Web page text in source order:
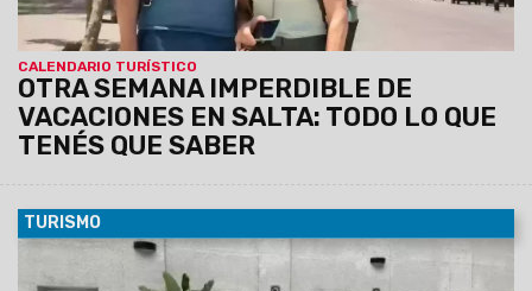
CALENDARIO TURÍSTICO
OTRA SEMANA IMPERDIBLE DE
VACACIONES EN SALTA: TODO LO QUE
TENÉS QUE SABER
TURISMO
Desde el viernes 21 hasta hoy lunes 24, el Hotel
Termas de Rosario de la Frontera registró una ocupación del